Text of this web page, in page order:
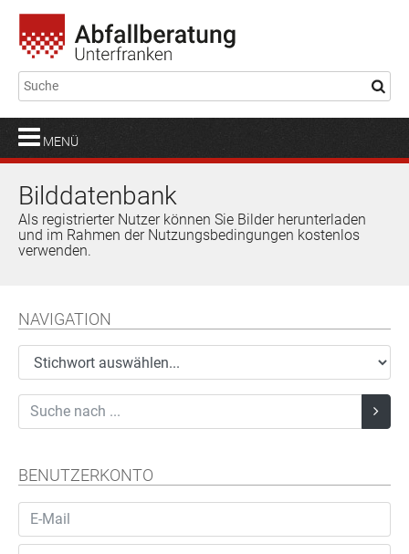
MENÜ
Bilddatenbank
Als registrierter Nutzer können Sie Bilder herunterladen
und im Rahmen der Nutzungsbedingungen kostenlos
verwenden.
NAVIGATION
BENUTZERKONTO